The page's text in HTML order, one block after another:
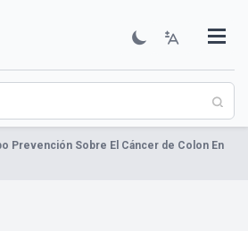
Prevención Sobre El Cáncer de Colon En